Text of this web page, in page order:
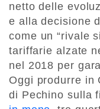
netto delle
e alla decisione
come un “rivale
tariffarie alzate
nel 2018 per
Oggi produrre in
di Pechino sulla